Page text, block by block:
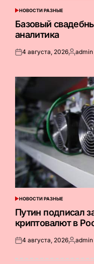
ОПУБЛИКОВАНО
В
НОВОСТИ РАЗНЫЕ
Базовый
аналитика
Опубликовано
4 августа, 2026Запись
admin
ОПУБЛИКОВАНО
В
НОВОСТИ РАЗНЫЕ
Путин подписал
криптовалют в
Опубликовано
4 августа, 2026Запись
admin